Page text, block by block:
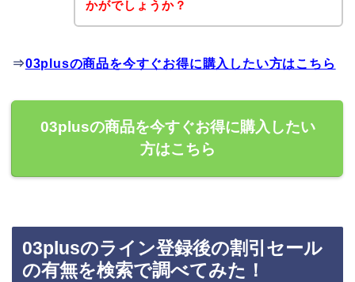
かがでしょうか？
⇒03plusの商品を今すぐお得に購入したい方はこちら
03plusの商品を今すぐお得に購入したい
方はこちら
03plusのライン登録後の割引セール
の有無を検索で調べてみた！